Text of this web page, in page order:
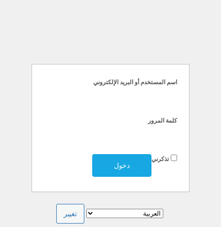
اسم المستخدم أو البريد الإلكتروني
كلمة المرور
تذكرني
اللغة